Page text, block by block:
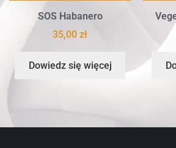
SOS Habanero
35,00 zł
Dowiedz się więcej